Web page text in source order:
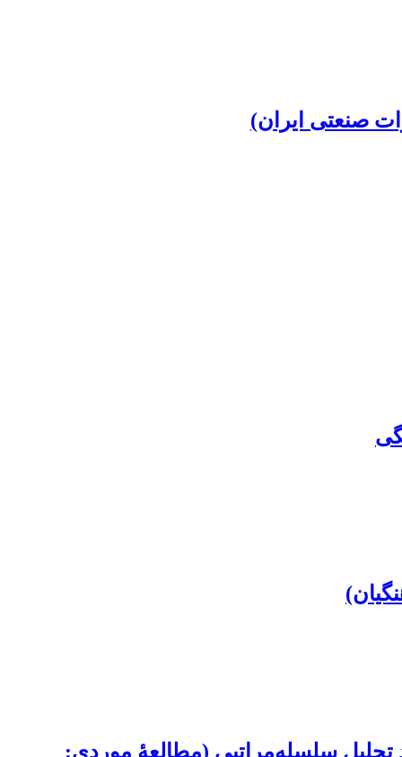
صنعتی ایران)
تحلیل سلسله‌مراتبی (مطالعۀ موردی: